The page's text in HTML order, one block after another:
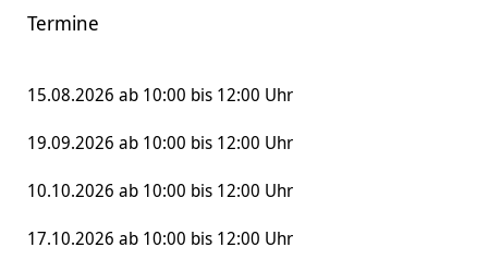
Termine
15.08.2026 ab 10:00 bis 12:00 Uhr
19.09.2026 ab 10:00 bis 12:00 Uhr
10.10.2026 ab 10:00 bis 12:00 Uhr
17.10.2026 ab 10:00 bis 12:00 Uhr